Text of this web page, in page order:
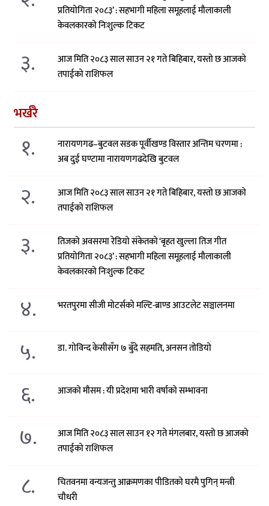
प्रतियोगिता २०८३’ : सहभागी महिला समूहलाई मौलाकाली
केवलकारको निःशुल्क टिकट
३.
आज मिति २०८३ साल साउन २१ गते बिहिबार, यस्तो छ आजको
तपाईको राशिफल
भर्खरै
१.
नारायणगढ–बुटवल सडक पूर्वीखण्ड विस्तार अन्तिम चरणमा :
अब दुई घण्टामा नारायणगढदेखि बुटवल
२.
आज मिति २०८३ साल साउन २१ गते बिहिबार, यस्तो छ आजको
तपाईको राशिफल
३.
तिजको अवसरमा रेडियो संकेतको ‘बृहत खुल्ला तिज गीत
प्रतियोगिता २०८३’ : सहभागी महिला समूहलाई मौलाकाली
केवलकारको निःशुल्क टिकट
४. भरतपुरमा सीजी मोटर्सको मल्टि-ब्राण्ड आउटलेट सञ्चालनमा
५. डा. गोविन्द केसीसँग ७ बुँदे सहमति, अनसन तोडियो
६. आजको मौसम : यी प्रदेशमा भारी वर्षाको सम्भावना
७.
आज मिति २०८३ साल साउन १२ गते मंगलबार, यस्तो छ आजको
तपाईको राशिफल
८.
चितवनमा वन्यजन्तु आक्रमणका पीडितको घरमै पुगिन् मन्त्री
चौधरी